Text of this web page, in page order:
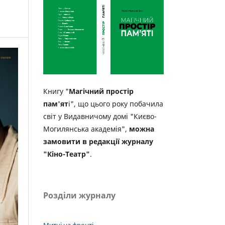
Книгу "Магічний простір
пам'яті", що цього року побачила
світ у Видавничому домі "Києво-
Могилянська академія", можна
замовити в редакції журналу
"Кіно-Театр".
Розділи журналу